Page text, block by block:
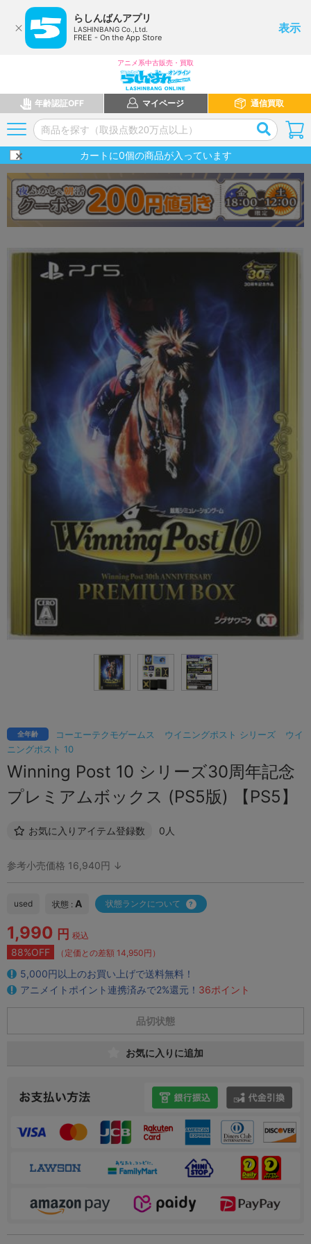
らしんばんアプリ
LASHINBANG Co.,Ltd.
FREE - On the App Store
表示
アニメ系中古販売・買取
年齢認証OFF マイページ 通信買取
カートに0個の商品が入っています
コーエーテクモゲームス ウイニングポスト シリーズ
ウイ
ニングポスト 10
全年齢
Winning Post 10 シリーズ30周年記念
プレミアムボックス (PS5版) 【PS5】
お気に入りアイテム登録数 0人
参考小売価格 16,940円 ↓
used 状態 : A 状態ランクについて
1,990 円 税込
88%OFF （定価との差額 14,950円）
5,000円以上のお買い上げで送料無料！
アニメイトポイント連携済みで2%還元！ 36ポイント
品切状態
お気に入りに追加